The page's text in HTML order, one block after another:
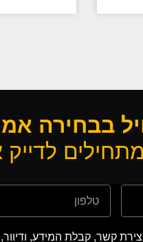
בבחירה
קשר, קבלת המידע,